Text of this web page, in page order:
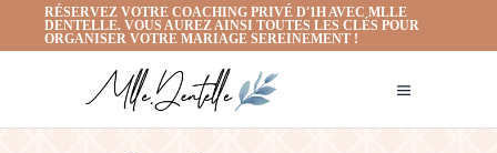
RÉSERVEZ VOTRE COACHING PRIVÉ D'1H AVEC MLLE
DENTELLE. VOUS AUREZ AINSI TOUTES LES CLÉS POUR
ORGANISER VOTRE MARIAGE SEREINEMENT !